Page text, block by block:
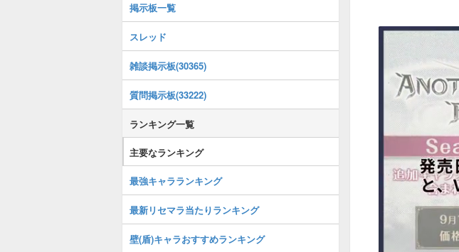
掲示板一覧
スレッド
雑談掲示板(30365)
質問掲示板(33222)
ランキング一覧
主要なランキング
最強キャラランキング
最新リセマラ当たりランキング
壁(盾)キャラおすすめランキング